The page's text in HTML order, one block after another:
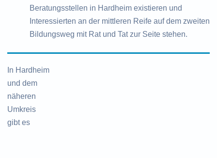
Beratungsstellen in Hardheim existieren und
Interessierten an der mittleren Reife auf dem zweiten
Bildungsweg mit Rat und Tat zur Seite stehen.
In Hardheim
und dem
näheren
Umkreis
gibt es